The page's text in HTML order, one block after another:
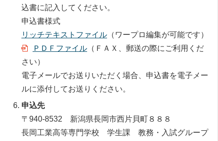
込書に記入してください。
申込書様式
リッチテキストファイル （ワープロ編集が可能です）
ＰＤＦファイル（ＦＡＸ、郵送の際にご利用くだ
さい）
電子メールでお送りいただく場合、申込書を電子メー
ルに添付してお送りください。
申込先
〒940-8532 新潟県長岡市西片貝町８８８
長岡工業高等専門学校 学生課 教務・入試グループ